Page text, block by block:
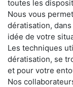
toutes les
Nous vous
dératisation,
idée de votre
Les techniques
dératisation, se
et pour votre
Nos